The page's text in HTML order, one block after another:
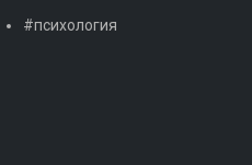
#психология